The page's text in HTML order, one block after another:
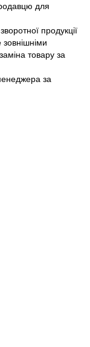
для
продукції
товару за
за